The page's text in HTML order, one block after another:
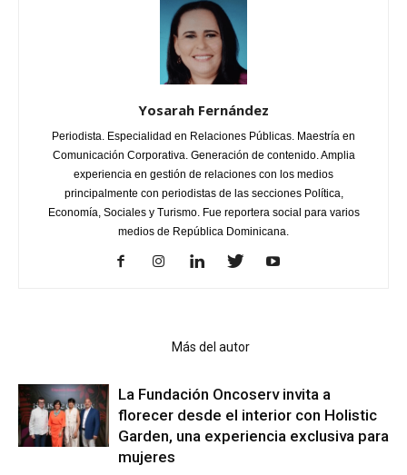
Yosarah Fernández
Periodista. Especialidad en Relaciones Públicas. Maestría en
Comunicación Corporativa. Generación de contenido. Amplia
experiencia en gestión de relaciones con los medios
principalmente con periodistas de las secciones Política,
Economía, Sociales y Turismo. Fue reportera social para varios
medios de República Dominicana.
Más del autor
La Fundación Oncoserv invita a
florecer desde el interior con Holistic
Garden, una experiencia exclusiva para
mujeres